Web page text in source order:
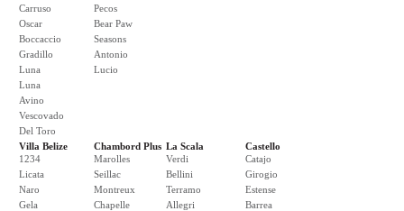
Carruso
Oscar
Boccaccio
Gradillo
Luna
Luna
Avino
Vescovado
Del Toro
Pecos
Bear Paw
Seasons
Antonio
Lucio
Villa Belize
1234
Licata
Naro
Gela
Chambord Plus
Marolles
Seillac
Montreux
Chapelle
La Scala
Verdi
Bellini
Terramo
Allegri
Castello
Catajo
Girogio
Estense
Barrea